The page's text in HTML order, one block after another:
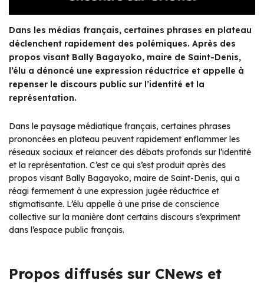
Dans les médias français, certaines phrases en plateau
déclenchent rapidement des polémiques. Après des
propos visant Bally Bagayoko, maire de Saint-Denis,
l’élu a dénoncé une expression réductrice et appelle à
repenser le discours public sur l’identité et la
représentation.
Dans le paysage médiatique français, certaines phrases
prononcées en plateau peuvent rapidement enflammer les
réseaux sociaux et relancer des débats profonds sur l’identité
et la représentation. C’est ce qui s’est produit après des
propos visant Bally Bagayoko, maire de Saint-Denis, qui a
réagi fermement à une expression jugée réductrice et
stigmatisante. L’élu appelle à une prise de conscience
collective sur la manière dont certains discours s’expriment
dans l’espace public français.
Propos diffusés sur CNews et